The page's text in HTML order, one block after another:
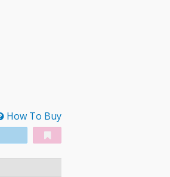
How To Buy